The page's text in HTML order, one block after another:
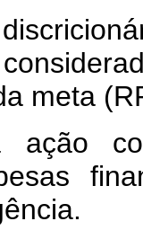
meta